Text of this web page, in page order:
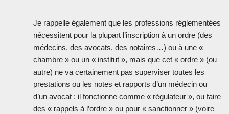
Je rappelle également que les professions réglementées
nécessitent pour la plupart l’inscription à un ordre (des
médecins, des avocats, des notaires…) ou à une «
chambre » ou un « institut », mais que cet « ordre » (ou
autre) ne va certainement pas superviser toutes les
prestations ou les notes et rapports d’un médecin ou
d’un avocat : il fonctionne comme « régulateur », ou faire
des « rappels à l’ordre » ou pour « sanctionner » (voire